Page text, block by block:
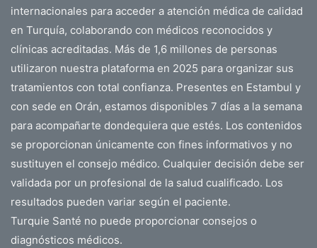
Y sigue siendo el antiguo aeropuerto Ataturk que
queda reservado sólo para aviones privados y el
traste.
En cuanto a reservar un vuelo a cualquier país del
mundo, aquí tienes algunos pequeños consejos:
Intente reservar su vuelo al menos 2 meses antes de
la fecha de su viaje.
Consulte más comparadores de vuelos y aerolíneas
de bajo costo de renombre como Pegasus Airlines,
que es una sucursal de Turquish Airlines.
No compre extras de equipaje facturado de ida y
vuelta si no los necesita.
internacionales para acceder a atención médica de calidad
en Turquía, colaborando con médicos reconocidos y
clínicas acreditadas. Más de 1,6 millones de personas
utilizaron nuestra plataforma en 2025 para organizar sus
tratamientos con total confianza. Presentes en Estambul y
con sede en Orán, estamos disponibles 7 días a la semana
para acompañarte dondequiera que estés. Los contenidos
se proporcionan únicamente con fines informativos y no
sustituyen el consejo médico. Cualquier decisión debe ser
validada por un profesional de la salud cualificado. Los
resultados pueden variar según el paciente.
Turquie Santé no puede proporcionar consejos o
diagnósticos médicos.